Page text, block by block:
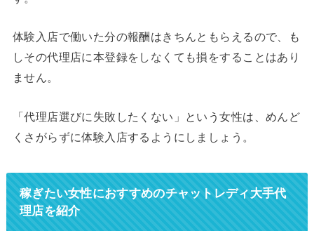
体験入店で働いた分の報酬はきちんともらえるので、も
しその代理店に本登録をしなくても損をすることはあり
ません。
「代理店選びに失敗したくない」という女性は、めんど
くさがらずに体験入店するようにしましょう。
稼ぎたい女性におすすめのチャットレディ大手代
理店を紹介